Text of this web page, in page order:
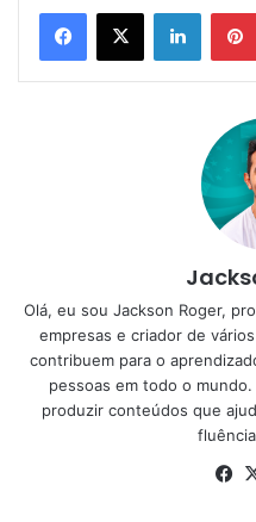
Olá, eu sou Jackson Roger,
empresas e criador de
contribuem para o
pessoas em todo o
produzir conteúdos que